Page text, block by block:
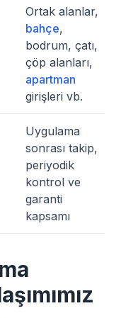
Ortak alanlar,
bahçe,
bodrum, çatı,
çöp alanları,
apartman
girişleri vb.
Uygulama
sonrası takip,
periyodik
kontrol ve
garanti
kapsamı